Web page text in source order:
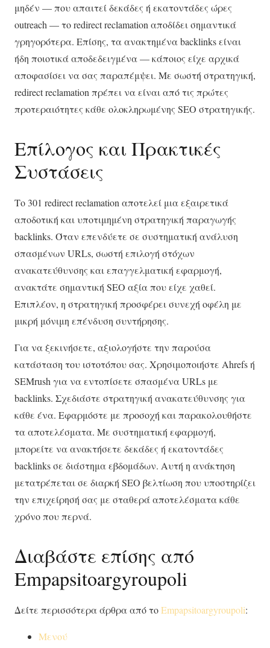
μηδέν — που απαιτεί δεκάδες ή εκατοντάδες ώρες
outreach — το redirect reclamation αποδίδει σημαντικά
γρηγορότερα. Επίσης, τα ανακτημένα backlinks είναι
ήδη ποιοτικά αποδεδειγμένα — κάποιος είχε αρχικά
αποφασίσει να σας παραπέμψει. Με σωστή στρατηγική,
redirect reclamation πρέπει να είναι από τις πρώτες
προτεραιότητες κάθε ολοκληρωμένης SEO στρατηγικής.
Επίλογος και Πρακτικές
Συστάσεις
Το 301 redirect reclamation αποτελεί μια εξαιρετικά
αποδοτική και υποτιμημένη στρατηγική παραγωγής
backlinks. Όταν επενδύετε σε συστηματική ανάλυση
σπασμένων URLs, σωστή επιλογή στόχων
ανακατεύθυνσης και επαγγελματική εφαρμογή,
ανακτάτε σημαντική SEO αξία που είχε χαθεί.
Επιπλέον, η στρατηγική προσφέρει συνεχή οφέλη με
μικρή μόνιμη επένδυση συντήρησης.
Για να ξεκινήσετε, αξιολογήστε την παρούσα
κατάσταση του ιστοτόπου σας. Χρησιμοποιήστε Ahrefs ή
SEMrush για να εντοπίσετε σπασμένα URLs με
backlinks. Σχεδιάστε στρατηγική ανακατεύθυνσης για
κάθε ένα. Εφαρμόστε με προσοχή και παρακολουθήστε
τα αποτελέσματα. Με συστηματική εφαρμογή,
μπορείτε να ανακτήσετε δεκάδες ή εκατοντάδες
backlinks σε διάστημα εβδομάδων. Αυτή η ανάκτηση
μετατρέπεται σε διαρκή SEO βελτίωση που υποστηρίζει
την επιχείρησή σας με σταθερά αποτελέσματα κάθε
χρόνο που περνά.
Διαβάστε επίσης από
Empapsitoargyroupoli
Δείτε περισσότερα άρθρα από τοEmpapsitoargyroupoli:
Μενού